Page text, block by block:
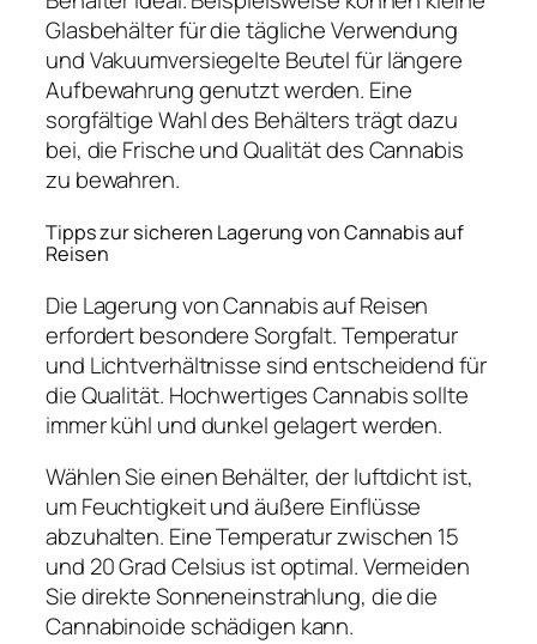
Glasbehälter für die tägliche Verwendung
und Vakuumversiegelte Beutel für längere
Aufbewahrung genutzt werden. Eine
sorgfältige Wahl des Behälters trägt dazu
bei, die Frische und Qualität des Cannabis
zu bewahren.
Tipps zur sicheren Lagerung von Cannabis auf
Reisen
Die Lagerung von Cannabis auf Reisen
erfordert besondere Sorgfalt. Temperatur
und Lichtverhältnisse sind entscheidend für
die Qualität. Hochwertiges Cannabis sollte
immer kühl und dunkel gelagert werden.
Wählen Sie einen Behälter, der luftdicht ist,
um Feuchtigkeit und äußere Einflüsse
abzuhalten. Eine Temperatur zwischen 15
und 20 Grad Celsius ist optimal. Vermeiden
Sie direkte Sonneneinstrahlung, die die
Cannabinoide schädigen kann.